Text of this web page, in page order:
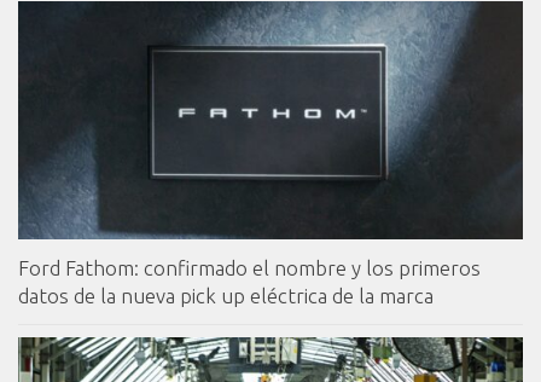
Ford Fathom: confirmado el nombre y los primeros
datos de la nueva pick up eléctrica de la marca